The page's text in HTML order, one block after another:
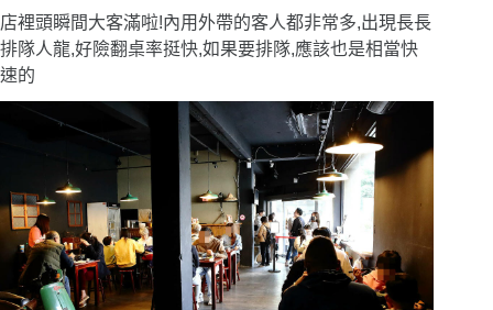
店裡頭瞬間大客滿啦!內用外帶的客人都非常多,出現長長
排隊人龍,好險翻桌率挺快,如果要排隊,應該也是相當快
速的